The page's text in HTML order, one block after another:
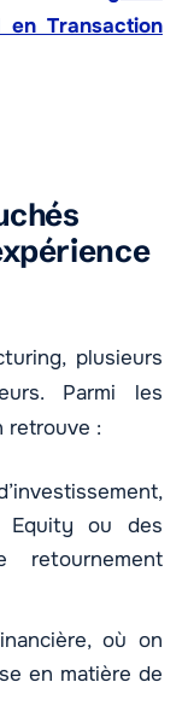
Transaction
plusieurs
Parmi les
retrouve :
Equity ou des
retournement
où on
en matière de